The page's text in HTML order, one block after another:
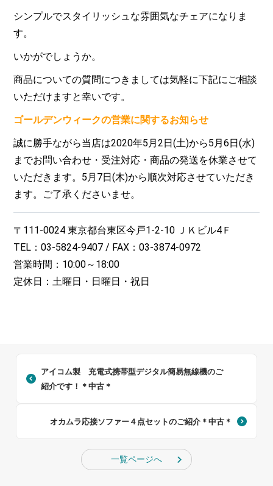
シンプルでスタイリッシュな雰囲気なチェアになりま
す。
いかがでしょうか。
商品についての質問につきましては気軽に下記にご相談
いただけますと幸いです。
ゴールデンウィークの営業に関するお知らせ
誠に勝手ながら当店は2020年5月2日(土)から5月6日(水)
までお問い合わせ・受注対応・商品の発送を休業させて
いただきます。5月7日(木)から順次対応させていただき
ます。ご了承くださいませ。
〒111-0024 東京都台東区今戸1-2-10 ＪＫビル4Ｆ
TEL：03-5824-9407 / FAX：03-3874-0972
営業時間：10:00～18:00
定休日：土曜日・日曜日・祝日
アイコム製 充電式携帯型デジタル簡易無線機のご
紹介です！＊中古＊
オカムラ応接ソファー４点セットのご紹介＊中古＊
一覧ページへ